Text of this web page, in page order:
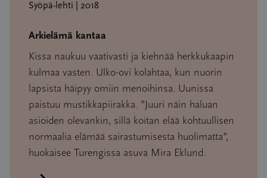
Syöpä-lehti | 2018
Arkielämä kantaa
Kissa naukuu vaativasti ja kiehnää herkkukaapin
kulmaa vasten. Ulko-ovi kolahtaa, kun nuorin
lapsista häipyy omiin menoihinsa. Uunissa
paistuu mustikkapiirakka. ”Juuri näin haluan
asioiden olevankin, sillä koitan elää kohtuullisen
normaalia elämää sairastumisesta huolimatta”,
huokaisee Turengissa asuva Mira Eklund.